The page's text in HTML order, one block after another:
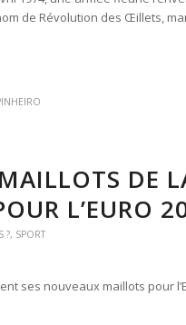
de Révolution des Œillets,
DE
L’EURO
?, SPORT
ses nouveaux maillots pour